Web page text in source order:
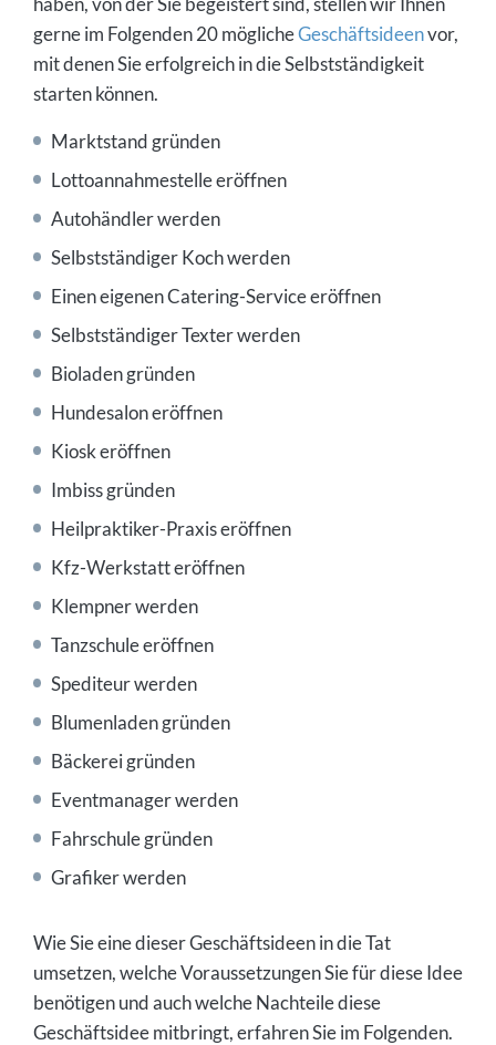
gerne im Folgenden 20 möglicheGeschäftsideenvor,
mit denen Sie erfolgreich in die Selbstständigkeit
starten können.
Marktstand gründen
Lottoannahmestelle eröffnen
Autohändler werden
Selbstständiger Koch werden
Einen eigenen Catering-Service eröffnen
Selbstständiger Texter werden
Bioladen gründen
Hundesalon eröffnen
Kiosk eröffnen
Imbiss gründen
Heilpraktiker-Praxis eröffnen
Kfz-Werkstatt eröffnen
Klempner werden
Tanzschule eröffnen
Spediteur werden
Blumenladen gründen
Bäckerei gründen
Eventmanager werden
Fahrschule gründen
Grafiker werden
Wie Sie eine dieser Geschäftsideen in die Tat
umsetzen, welche Voraussetzungen Sie für diese Idee
benötigen und auch welche Nachteile diese
Geschäftsidee mitbringt, erfahren Sie im Folgenden.